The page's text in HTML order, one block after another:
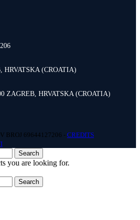
HRVATSKA (CROATIA)
ZAGREB, HRVATSKA (CROATIA)
BROJ 69644127206 - CREDITS
Search
you are looking for.
Search